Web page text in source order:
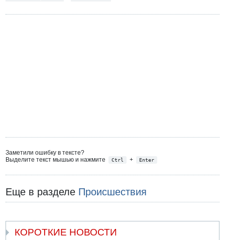
Заметили ошибку в тексте?
Выделите текст мышью и нажмите
Ctrl + Enter
Еще в разделе Происшествия
КОРОТКИЕ НОВОСТИ